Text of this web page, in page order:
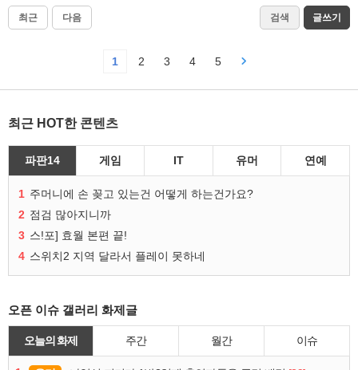
최근 다음 검색 글쓰기
1 2 3 4 5
최근 HOT한 콘텐츠
파판14 게임 IT 유머 연예
1 주머니에 손 꽂고 있는건 어떻게 하는건가요?
2 점검 많아지니까
3 스!포] 효월 본편 끝!
4 스위치2 지역 달라서 플레이 못하네
오픈 이슈 갤러리 화제글
오늘의 화제 주간 월간 이슈